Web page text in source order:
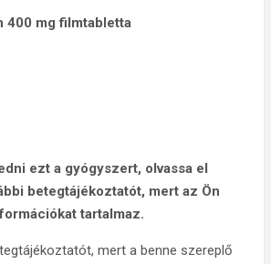
400 mg filmtabletta
ezt a gyógyszert, olvassa el
betegtájékoztatót, mert az Ön
tartalmaz.
mert a benne szereplő